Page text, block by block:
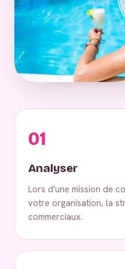
01
Analyser
Lors d'une mission de
votre organisation, la
commerciaux.